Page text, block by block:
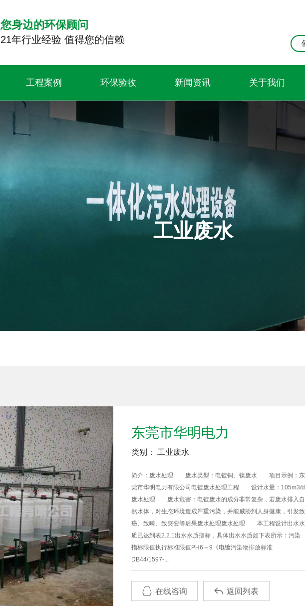
您身边的环保顾问
21年行业经验 值得您的信赖
工程案例 环保验收 新闻资讯 关于我们
工业废水
东莞市华明电力
类别： 工业废水
简介：废水处理 废水类型：电镀铜、镍废水 项目示例：东
莞市华明电力有限公司电镀废水处理工程 设计水量：105m3/d
废水处理 废水危害：电镀废水的成分非常复杂，若废水排入自
然水体，对生态环境造成严重污染，并能威胁到人身健康，引发致
癌、致畸、致突变等后果废水处理废水处理 本工程设计出水水
质已达到表2.2.1出水水质指标，具体出水水质如下表所示：污染
指标限值执行标准限值PH6～9《电镀污染物排放标准
DB44/1597-...
 在线咨询  返回列表